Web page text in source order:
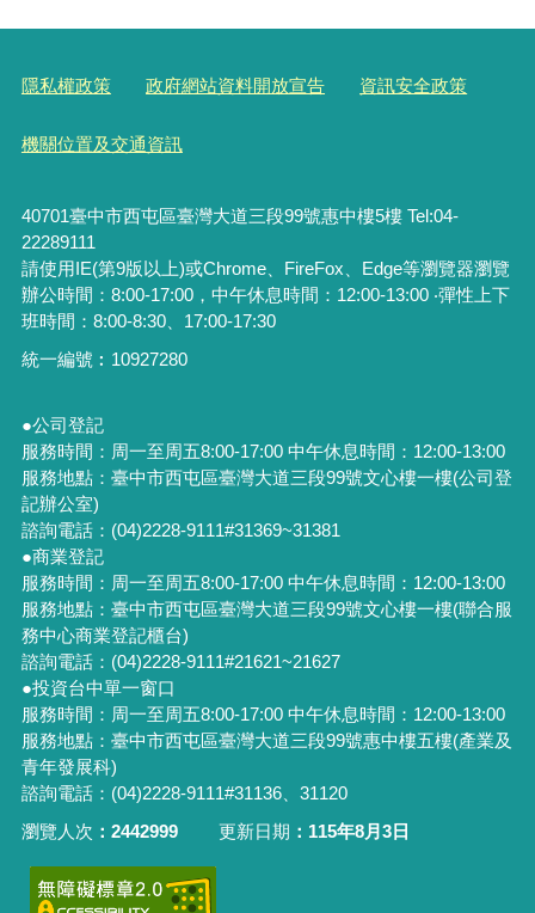
隱私權政策 政府網站資料開放宣告 資訊安全政策
機關位置及交通資訊
40701臺中市西屯區臺灣大道三段99號惠中樓5樓 Tel:04-
22289111
請使用IE(第9版以上)或Chrome、FireFox、Edge等瀏覽器瀏覽
辦公時間：8:00-17:00，中午休息時間：12:00-13:00 ‧彈性上下
班時間：8:00-8:30、17:00-17:30
統一編號︰ 10927280
●公司登記
服務時間：周一至周五8:00-17:00 中午休息時間：12:00-13:00
服務地點：臺中市西屯區臺灣大道三段99號文心樓一樓(公司登
記辦公室)
諮詢電話：(04)2228-9111#31369~31381
●商業登記
服務時間：周一至周五8:00-17:00 中午休息時間：12:00-13:00
服務地點：臺中市西屯區臺灣大道三段99號文心樓一樓(聯合服
務中心商業登記櫃台)
諮詢電話：(04)2228-9111#21621~21627
●投資台中單一窗口
服務時間：周一至周五8:00-17:00 中午休息時間：12:00-13:00
服務地點：臺中市西屯區臺灣大道三段99號惠中樓五樓(產業及
青年發展科)
諮詢電話：(04)2228-9111#31136、31120
瀏覽人次
2442999 更新日期 115年8月3日